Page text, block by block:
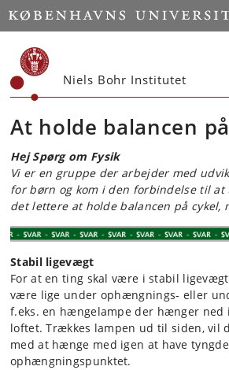
Start
Niels Bohr Institutet
At holde balancen
Hej Spørg om Fysik
Vi er en gruppe der arbejder med
for børn og kom i den forbindelse til
det lettere at holde balancen på cykel,
Stabil ligevægt
For at en ting skal være i stabil
være lige under ophængnings- eller
f.eks. en hængelampe der hænger ned
loftet. Trækkes lampen ud til siden, vil
med at hænge med igen at have
ophængningspunktet.